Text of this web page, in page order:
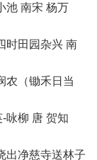
池 南宋 杨万
时田园杂兴 南
农（锄禾日当
咏柳 唐 贺知
出净慈寺送林子